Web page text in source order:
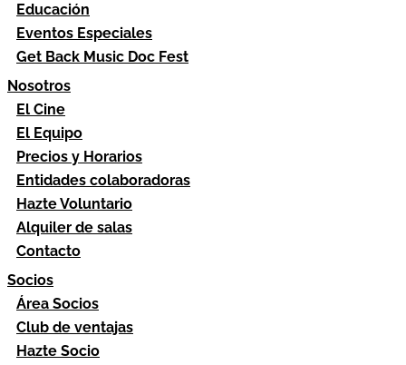
Educación
Eventos Especiales
Get Back Music Doc Fest
Nosotros
El Cine
El Equipo
Precios y Horarios
Entidades colaboradoras
Hazte Voluntario
Alquiler de salas
Contacto
Socios
Área Socios
Club de ventajas
Hazte Socio